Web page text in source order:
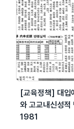
[교육정책] 대입
와 고교내신성적
1981